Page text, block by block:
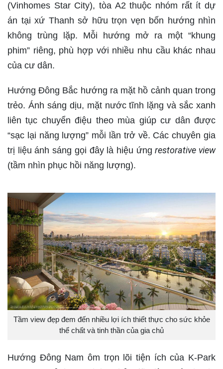
(Vinhomes Star City), tòa A2 thuộc nhóm rất ít dự
án tại xứ Thanh sở hữu trọn vẹn bốn hướng nhìn
không trùng lặp. Mỗi hướng mở ra một “khung
phim” riêng, phù hợp với nhiều nhu cầu khác nhau
của cư dân.
Hướng Đông Bắc hướng ra mặt hồ cảnh quan trong
trẻo. Ánh sáng dịu, mặt nước tĩnh lặng và sắc xanh
liên tục chuyển điệu theo mùa giúp cư dân được
“sạc lại năng lượng” mỗi lần trở về. Các chuyên gia
trị liệu ánh sáng gọi đây là hiệu ứngrestorative view
(tầm nhìn phục hồi năng lượng).
Tầm view đẹp đem đến nhiều lợi ích thiết thực cho sức khỏe
thể chất và tinh thần của gia chủ
Hướng Đông Nam ôm trọn lõi tiện ích của K-Park